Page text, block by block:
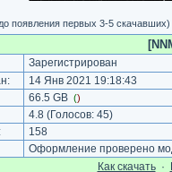
появления первых 3-5 скачавших)
Зарегистрирован
14 Янв 2021 19:18:43
66.5 GB ()
4.8 (Голосов: 45)
158
Оформление проверено
Как cкачать·